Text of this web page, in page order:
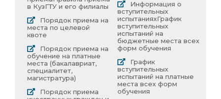
в КузГТУ и его филиалы
Порядок приема на
места по целевой
квоте
Порядок приема на
обучение на платные
места (бакалавриат,
специалитет,
магистратура)
Порядок приема
Информация о
вступительных
испытанияхГрафик
вступительных
испытаний на
бюджетные места всех
форм обучения
График
вступительных
испытаний на платные
места всех форм
обучения